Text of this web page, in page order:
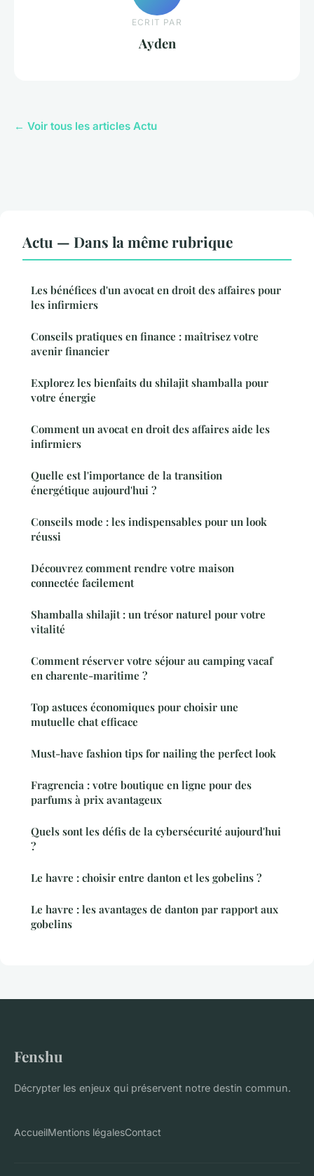
ECRIT PAR
Ayden
← Voir tous les articles Actu
Actu — Dans la même rubrique
Les bénéfices d'un avocat en droit des affaires pour
les infirmiers
Conseils pratiques en finance : maîtrisez votre
avenir financier
Explorez les bienfaits du shilajit shamballa pour
votre énergie
Comment un avocat en droit des affaires aide les
infirmiers
Quelle est l'importance de la transition
énergétique aujourd'hui ?
Conseils mode : les indispensables pour un look
réussi
Découvrez comment rendre votre maison
connectée facilement
Shamballa shilajit : un trésor naturel pour votre
vitalité
Comment réserver votre séjour au camping vacaf
en charente-maritime ?
Top astuces économiques pour choisir une
mutuelle chat efficace
Must-have fashion tips for nailing the perfect look
Fragrencia : votre boutique en ligne pour des
parfums à prix avantageux
Quels sont les défis de la cybersécurité aujourd'hui
?
Le havre : choisir entre danton et les gobelins ?
Le havre : les avantages de danton par rapport aux
gobelins
Fenshu
Décrypter les enjeux qui préservent notre destin commun.
AccueilMentions légalesContact